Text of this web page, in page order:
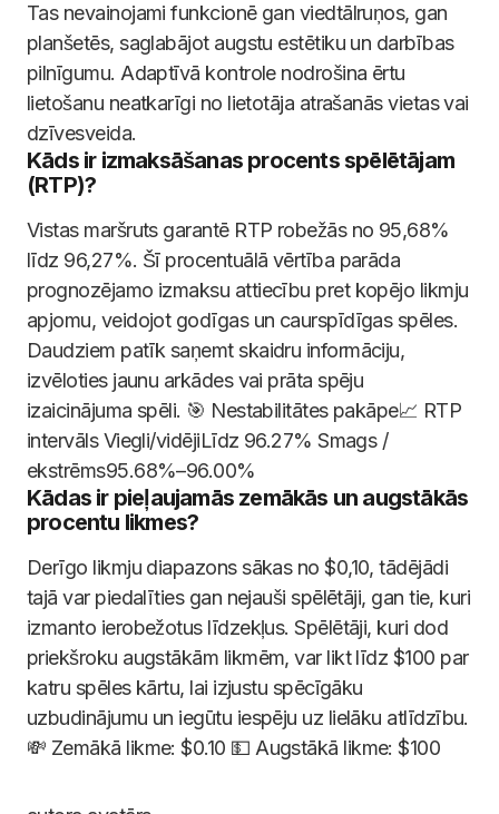
Tas nevainojami funkcionē gan viedtālruņos, gan
planšetēs, saglabājot augstu estētiku un darbības
pilnīgumu. Adaptīvā kontrole nodrošina ērtu
lietošanu neatkarīgi no lietotāja atrašanās vietas vai
dzīvesveida.
Kāds ir izmaksāšanas procents spēlētājam
(RTP)?
Vistas maršruts garantē RTP robežās no 95,68%
līdz 96,27%. Šī procentuālā vērtība parāda
prognozējamo izmaksu attiecību pret kopējo likmju
apjomu, veidojot godīgas un caurspīdīgas spēles.
Daudziem patīk saņemt skaidru informāciju,
izvēloties jaunu arkādes vai prāta spēju
izaicinājuma spēli. 🎯 Nestabilitātes pakāpe📈 RTP
intervāls Viegli/vidējiLīdz 96.27% Smags /
ekstrēms95.68%–96.00%
Kādas ir pieļaujamās zemākās un augstākās
procentu likmes?
Derīgo likmju diapazons sākas no $0,10, tādējādi
tajā var piedalīties gan nejauši spēlētāji, gan tie, kuri
izmanto ierobežotus līdzekļus. Spēlētāji, kuri dod
priekšroku augstākām likmēm, var likt līdz $100 par
katru spēles kārtu, lai izjustu spēcīgāku
uzbudinājumu un iegūtu iespēju uz lielāku atlīdzību.
💸 Zemākā likme: $0.10 💵 Augstākā likme: $100